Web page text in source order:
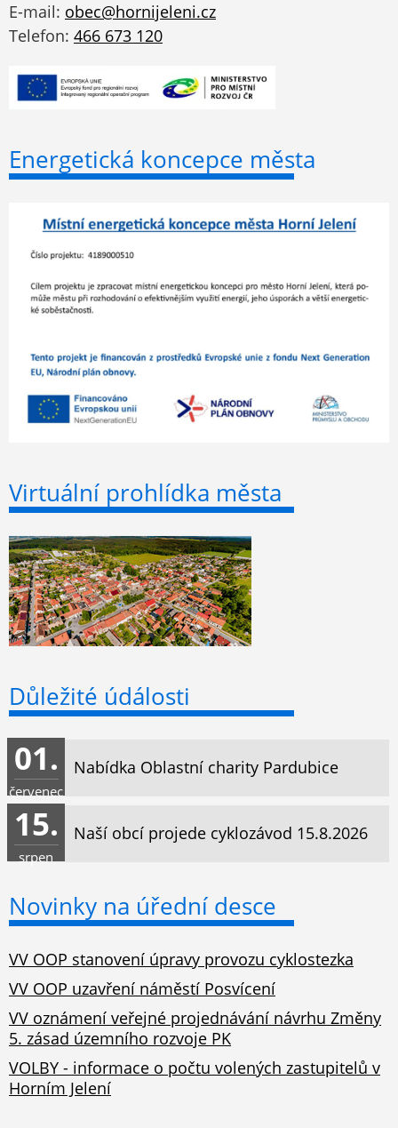
E-mail: obec@hornijeleni.cz
Telefon: 466 673 120
Energetická koncepce města
Virtuální prohlídka města
Důležité údálosti
Nabídka Oblastní charity Pardubice
01.
červenec
Naší obcí projede cyklozávod 15.8.2026
15.
srpen
Novinky na úřední desce
VV OOP stanovení úpravy provozu cyklostezka
VV OOP uzavření náměstí Posvícení
VV oznámení veřejné projednávání návrhu Změny
5. zásad územního rozvoje PK
VOLBY - informace o počtu volených zastupitelů v
Horním Jelení